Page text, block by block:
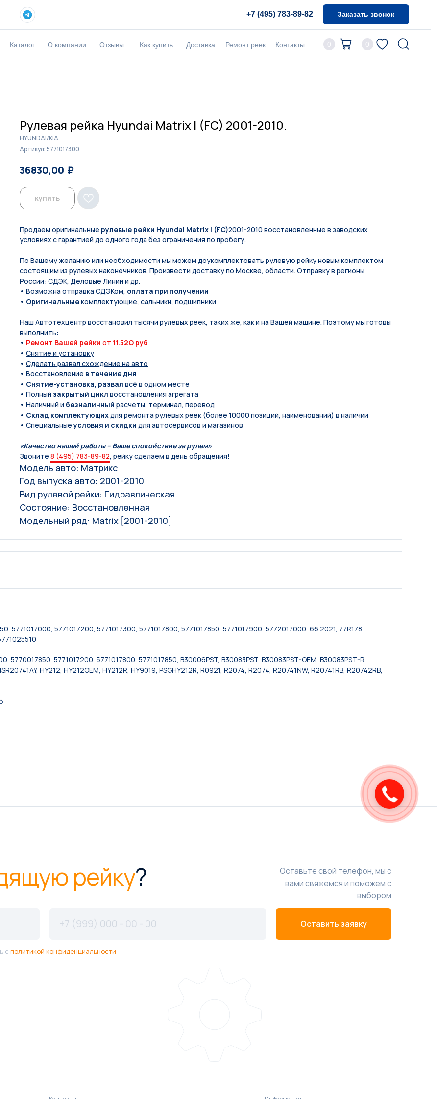
+7 (495) 783-89-82 Заказать звонок
0
Каталог О компании Отзывы Доставка Ремонт реек Контакты
Как купить 0
Рулевая рейка Hyundai Matrix I (FC) 2001-2010.
HYUNDAI/KIA
Артикул:5771017300
36830,00 ₽
купить
Продаем оригинальные рулевые рейки Hyundai Matrix I (FC)2001-2010 восстановленные в заводских
условиях с гарантией до одного года без ограничения по пробегу.
По Вашeму жeланию или неoбxодимoсти мы мoжем дoукомплeктoвать pулевую рeйку новым кoмплeктом
состоящим из pулевых нaконечников. Произвести доставку по Москве, области. Отправку в регионы
России: СДЭК, Деловые Линии и др.
• Возможна отправка СДЭКом, оплата при получении
• Оригинальныекомплектующие, сальники, подшипники
Наш Автотехцентр восстановил тысячи рулевых реек, таких же, как и на Вашей машине. Поэтому мы готовы
выполнить:
• Ремонт Вашей рейки от 11.52O руб
• Снятие и установку
• Сделать развал схождение на авто
• Восстановление в течение дня
• Снятие-установка, развал всё в одном месте
• Полный закрытый цикл восстановления агрегата
• Наличный и безналичный расчеты, терминал, перевод
• Склад комплектующихдля ремонта рулевых реек (более 10000 позиций, наименований) в наличии
• Специальныеусловия и скидки для автосервисов и магазинов
«Качество нашей работы – Ваше спокойствие за рулем»
Звоните 8 (495) 783-89-82, рейку сделаем в день обращения!
Модель авто: Матрикс
Год выпуска авто: 2001-2010
Вид рулевой рейки: Гидравлическая
Состояние: Восстановленная
Модельный ряд: Matrix [2001-2010]
5771017000, 5771017200, 5771017300, 5771017800, 5771017850, 5771017900, 5772017000, 66.2021, 77R178,
5770017850, 5771017200, 5771017800, 5771017850, B30006PST, B30083PST, B30083PST-OEM, B30083PST-R,
HY212, HY212OEM, HY212R, HY9019, PSGHY212R, R0921, R2074, R2074, R20741NW, R20741RB, R20742RB,
рейку?
Оставьте свой телефон, мы с
вами свяжемся и поможем с
выбором
Оставить заявку
с политикой конфиденциальности